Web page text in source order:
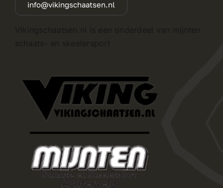
info@vikingschaatsen.nl